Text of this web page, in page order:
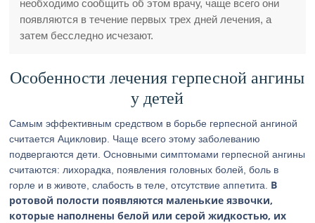
необходимо сообщить об этом врачу, чаще всего они
появляются в течение первых трех дней лечения, а
затем бесследно исчезают.
Особенности лечения герпесной ангины
у детей
Самым эффективным средством в борьбе герпесной ангиной
считается Ацикловир. Чаще всего этому заболеванию
подвергаются дети. Основными симптомами герпесной ангины
считаются: лихорадка, появления головных болей, боль в
горле и в животе, слабость в теле, отсутствие аппетита. В
ротовой полости появляются маленькие язвочки,
которые наполнены белой или серой жидкостью, их